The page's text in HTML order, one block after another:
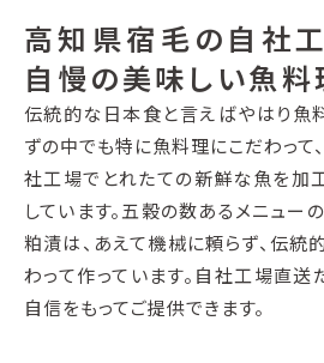
高知県宿毛の自社
自慢の美味しい魚料
伝統的な日本食と言えばやはり魚
ずの中でも特に魚料理にこだわって
社工場でとれたての新鮮な魚を加
しています。五穀の数あるメニュー
粕漬は、あえて機械に頼らず、伝統
わって作っています。自社工場直送
自信をもってご提供できます。